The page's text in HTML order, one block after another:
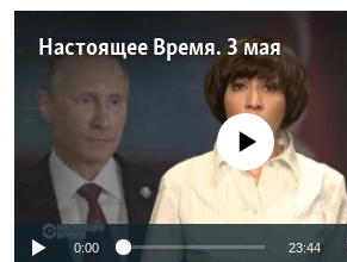
Настоящее Время. 3 мая
No media source currently
0:00 23:44